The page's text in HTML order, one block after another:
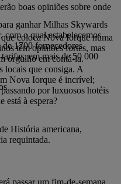
boas opiniões sobre onde
coloca Nova Iorque numa
têm opiniões fortes, mas
orgulho em contá-la.
locais que consiga. A
Nova Iorque é incrível;
por luxuosos hotéis
está à espera?
ganhar Milhas Skywards
com o qual estabelecemos
1700 fornecedores
em mais de 50 000
História americana,
requintada.
passar um fim-de-semana